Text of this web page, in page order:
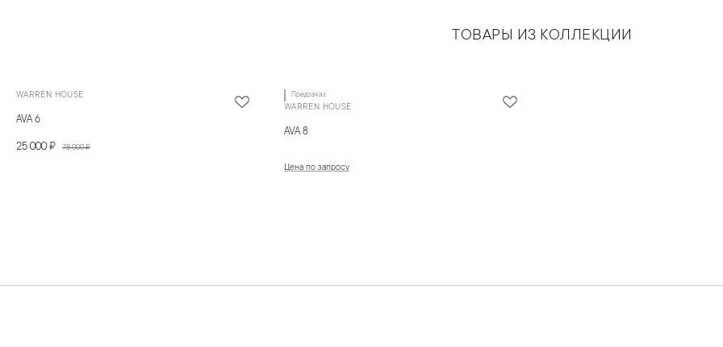
ТОВАРЫ ИЗ КОЛЛЕКЦИИ
WARREN HOUSE
AVA 6
25 000 ₽ 78 000 ₽
Предзаказ
WARREN HOUSE
AVA 8
Цена по запросу